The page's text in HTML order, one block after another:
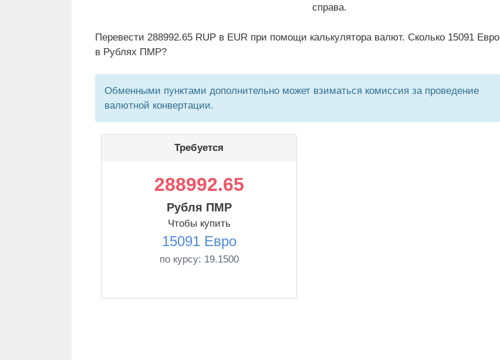
справа.
Перевести 288992.65 RUP в EUR при помощи калькулятора валют. Сколько 15091 Евро
в Рублях ПМР?
Обменными пунктами дополнительно может взиматься комиссия за проведение
валютной конвертации.
Требуется
288992.65
Рубля ПМР
Чтобы купить
15091 Евро
по курсу: 19.1500